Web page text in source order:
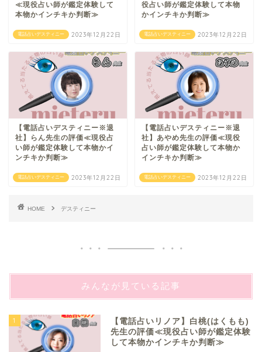
電話占いデスティニー
≪現役占い師が鑑定体験して
本物かインチキか判断≫
2023年12月22日 電話占いデスティニー
役占い師が鑑定体験して本物
かインチキか判断≫
2023年12月22日
電話占いデスティニー
【電話占いデスティニー※退
社】らん先生の評価≪現役占
い師が鑑定体験して本物かイ
ンチキか判断≫
2023年12月22日 電話占いデスティニー
【電話占いデスティニー※退
社】あやめ先生の評価≪現役
占い師が鑑定体験して本物か
インチキか判断≫
2023年12月22日
HOME デスティニー
みんなが見ている記事
1
【電話占いリノア】白桃(はくもも)
先生の評価≪現役占い師が鑑定体験
して本物かインチキか判断≫